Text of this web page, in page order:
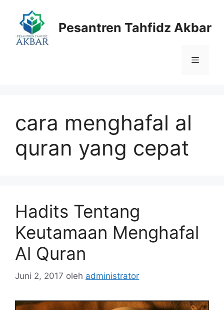
Pesantren Tahfidz Akbar
Menu
cara menghafal al
quran yang cepat
Hadits Tentang
Keutamaan Menghafal
Al Quran
Juni 2, 2017 oleh administrator